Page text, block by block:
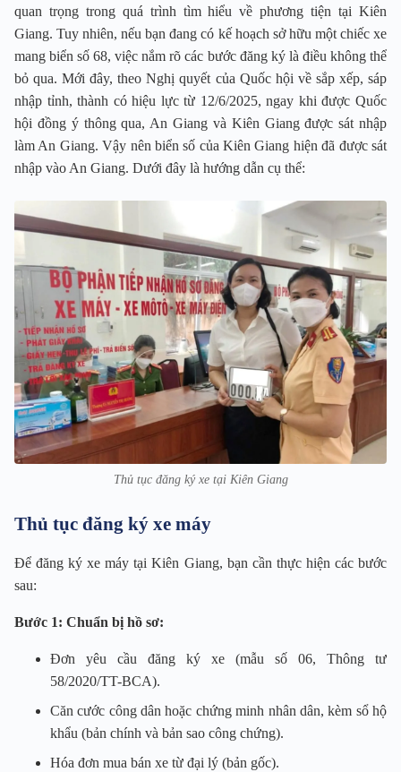
quan trọng trong quá trình tìm hiểu về phương tiện tại Kiên
Giang. Tuy nhiên, nếu bạn đang có kế hoạch sở hữu một chiếc xe
mang biển số 68, việc nắm rõ các bước đăng ký là điều không thể
bỏ qua. Mới đây, theo Nghị quyết của Quốc hội về sắp xếp, sáp
nhập tỉnh, thành có hiệu lực từ 12/6/2025, ngay khi được Quốc
hội đồng ý thông qua, An Giang và Kiên Giang được sát nhập
làm An Giang. Vậy nên biển số của Kiên Giang hiện đã được sát
nhập vào An Giang. Dưới đây là hướng dẫn cụ thể:
Thủ tục đăng ký xe tại Kiên Giang
Thủ tục đăng ký xe máy
Để đăng ký xe máy tại Kiên Giang, bạn cần thực hiện các bước
sau:
Bước 1: Chuẩn bị hồ sơ:
Đơn yêu cầu đăng ký xe (mẫu số 06, Thông tư
58/2020/TT-BCA).
Căn cước công dân hoặc chứng minh nhân dân, kèm sổ hộ
khẩu (bản chính và bản sao công chứng).
Hóa đơn mua bán xe từ đại lý (bản gốc).